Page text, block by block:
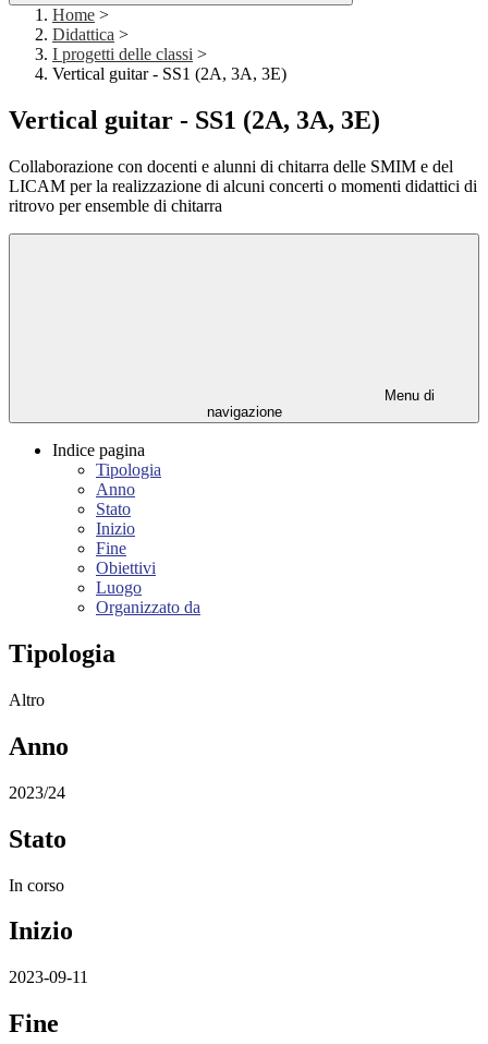
Home >
Didattica >
I progetti delle classi >
Vertical guitar - SS1 (2A, 3A, 3E)
Vertical guitar - SS1 (2A, 3A, 3E)
Collaborazione con docenti e alunni di chitarra delle SMIM e del
LICAM per la realizzazione di alcuni concerti o momenti didattici di
ritrovo per ensemble di chitarra
Menu di
navigazione
Indice pagina
Tipologia
Anno
Stato
Inizio
Fine
Obiettivi
Luogo
Organizzato da
Tipologia
Altro
Anno
2023/24
Stato
In corso
Inizio
2023-09-11
Fine